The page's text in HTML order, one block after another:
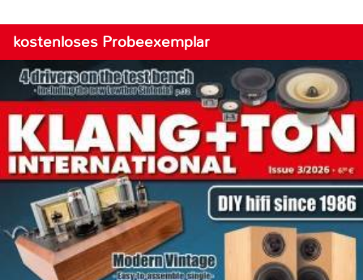
kostenloses Probeexemplar